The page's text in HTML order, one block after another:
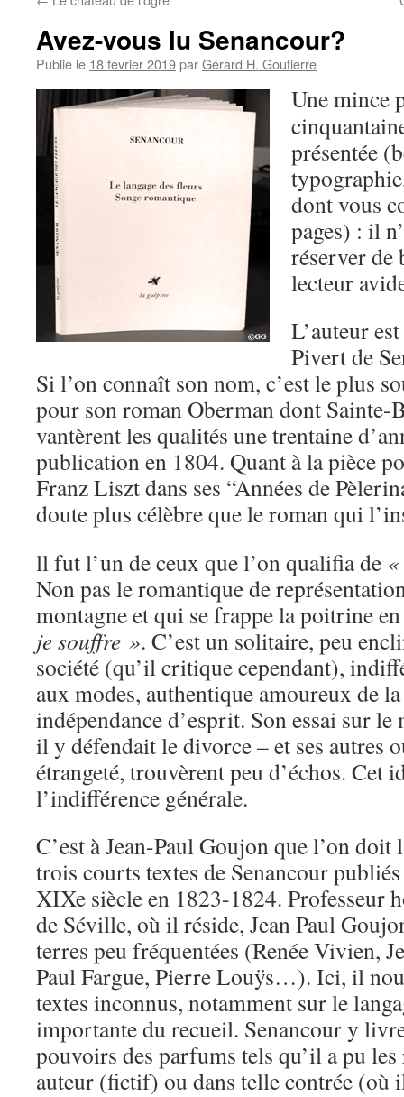
Avez-vous lu Senancour?
Publié le 18 février 2019parGérard H. Goutierre
Une mince
présentée
dont vous
pages) : il
réserver de
lecteur
L’auteur
Pivert de
Si l’on connaît son nom, c’est le plus
pour son roman Oberman dont Sainte-
vantèrent les qualités une trentaine
publication en 1804. Quant à la pièce
Franz Liszt dans ses “Années de
doute plus célèbre que le roman qui
ll fut l’un de ceux que l’on qualifia de
Non pas le romantique de
montagne et qui se frappe la poitrine
je souffre ». C’est un solitaire, peu
société (qu’il critique cependant),
aux modes, authentique amoureux de
indépendance d’esprit. Son essai sur
il y défendait le divorce – et ses autres
étrangeté, trouvèrent peu d’échos. Cet
l’indifférence générale.
C’est à Jean-Paul Goujon que l’on
trois courts textes de Senancour
XIXe siècle en 1823-1824. Professeur
de Séville, où il réside, Jean Paul
terres peu fréquentées (Renée Vivien,
Paul Fargue, Pierre Louÿs…). Ici, il
textes inconnus, notamment sur le
importante du recueil. Senancour y
pouvoirs des parfums tels qu’il a pu
auteur (fictif) ou dans telle contrée (où